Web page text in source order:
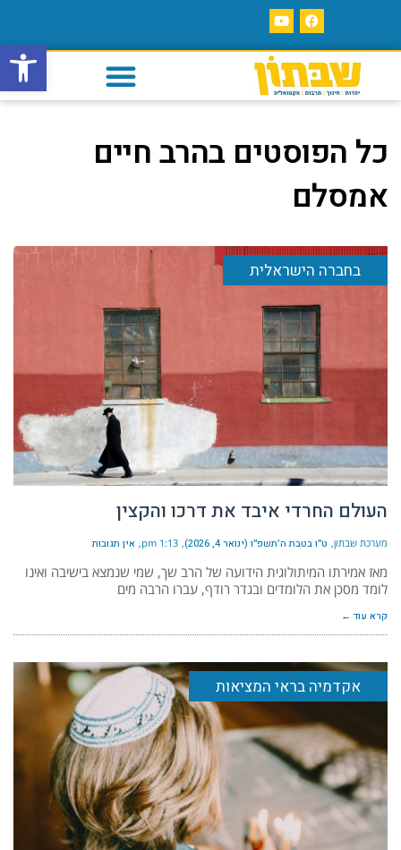
פתח
כל הפוסטים בהרב חיים
אמסלם
בחברה הישראלית
העולם החרדי איבד את דרכו והקצין
מערכת שבתון ט״ו בטבת ה׳תשפ״ו (ינואר 4, 2026) 1:13 pm אין תגובות
מאז אמירתו המיתולוגית הידועה של הרב שך, שמי שנמצא בישיבה ואינו
לומד מסכן את הלומדים ובגדר רודף, עברו הרבה מים
קרא עוד ←
אקדמיה בראי המציאות